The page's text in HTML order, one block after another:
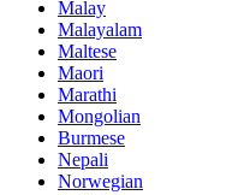
Malay
Malayalam
Maltese
Maori
Marathi
Mongolian
Burmese
Nepali
Norwegian